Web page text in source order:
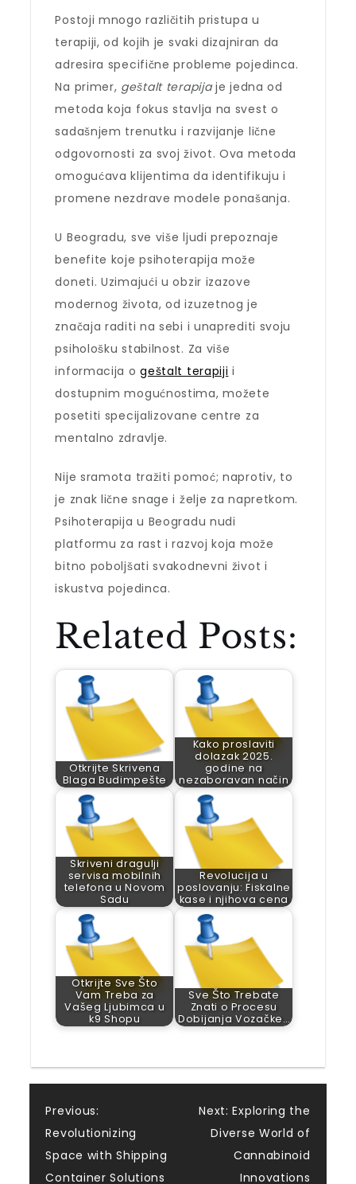
Postoji mnogo različitih pristupa u
terapiji, od kojih je svaki dizajniran da
adresira specifične probleme pojedinca.
Na primer, geštalt terapijaje jedna od
metoda koja fokus stavlja na svest o
sadašnjem trenutku i razvijanje lične
odgovornosti za svoj život. Ova metoda
omogućava klijentima da identifikuju i
promene nezdrave modele ponašanja.
U Beogradu, sve više ljudi prepoznaje
benefite koje psihoterapija može
doneti. Uzimajući u obzir izazove
modernog života, od izuzetnog je
značaja raditi na sebi i unaprediti svoju
psihološku stabilnost. Za više
informacija ogeštalt terapiji i
dostupnim mogućnostima, možete
posetiti specijalizovane centre za
mentalno zdravlje.
Nije sramota tražiti pomoć; naprotiv, to
je znak lične snage i želje za napretkom.
Psihoterapija u Beogradu nudi
platformu za rast i razvoj koja može
bitno poboljšati svakodnevni život i
iskustva pojedinca.
Related Posts:
Otkrijte Skrivena
Blaga Budimpešte
Kako proslaviti
dolazak 2025.
godine na
nezaboravan način
Skriveni dragulji
servisa mobilnih
telefona u Novom
Sadu
Revolucija u
poslovanju: Fiskalne
kase i njihova cena
Otkrijte Sve Što
Vam Treba za
Vašeg Ljubimca u
k9 Shopu
Sve Što Trebate
Znati o Procesu
Dobijanja Vozačke…
Post
navigation
Previous:
Revolutionizing
Space with Shipping
Container Solutions
Next: Exploring the
Diverse World of
Cannabinoid
Innovations